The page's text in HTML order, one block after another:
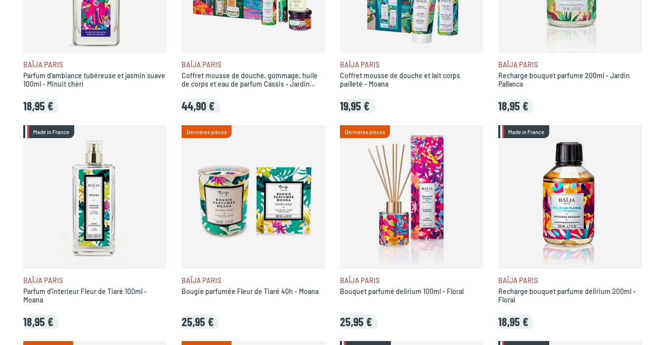
BAÏJA PARIS
Parfum d'ambiance tubéreuse et jasmin suave
100ml - Minuit chéri
18,95 €
BAÏJA PARIS
Coffret mousse de douche, gommage, huile
de corps et eau de parfum Cassis - Jardin
44,90 €
BAÏJA PARIS
Coffret mousse de douche et lait corps
pailleté - Moana
19,95 €
BAÏJA PARIS
Recharge bouquet parfume 200ml - Jardin
Pallanca
18,95 €
Made in France
BAÏJA PARIS
Parfum d'interieur Fleur de Tiaré 100ml -
Moana
18,95 €
Dernières pièces
BAÏJA PARIS
Bougie parfumée Fleur de Tiaré 40h - Moana
25,95 €
Dernières pièces
BAÏJA PARIS
Bouquet parfumé delirium 100ml - Floral
25,95 €
Made in France
BAÏJA PARIS
Recharge bouquet parfume delirium 200ml -
Floral
18,95 €